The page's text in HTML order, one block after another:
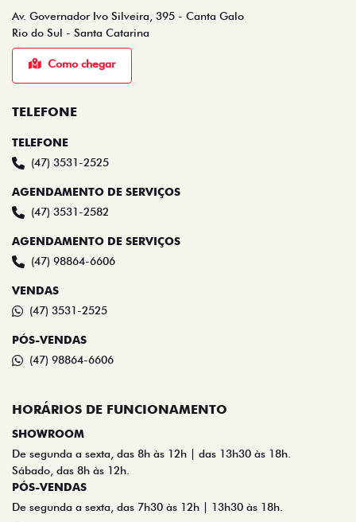
Av. Governador Ivo Silveira, 395 - Canta Galo
Rio do Sul - Santa Catarina
Como chegar
TELEFONE
TELEFONE
(47) 3531-2525
AGENDAMENTO DE SERVIÇOS
(47) 3531-2582
AGENDAMENTO DE SERVIÇOS
(47) 98864-6606
VENDAS
(47) 3531-2525
PÓS-VENDAS
(47) 98864-6606
HORÁRIOS DE FUNCIONAMENTO
SHOWROOM
De segunda a sexta, das 8h às 12h | das 13h30 às 18h.
Sábado, das 8h às 12h.
PÓS-VENDAS
De segunda a sexta, das 7h30 às 12h | 13h30 às 18h.